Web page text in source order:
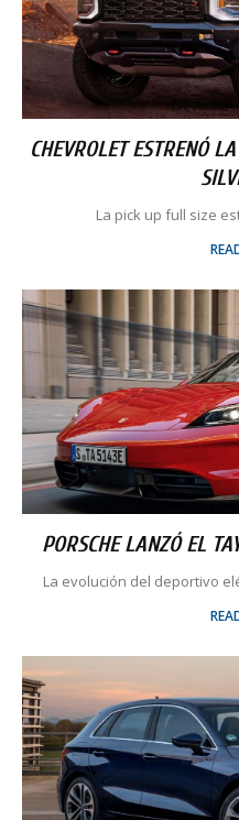
CHEVROLET ESTRENÓ
La pick up full size
PORSCHE LANZÓ EL
La evolución del deportivo